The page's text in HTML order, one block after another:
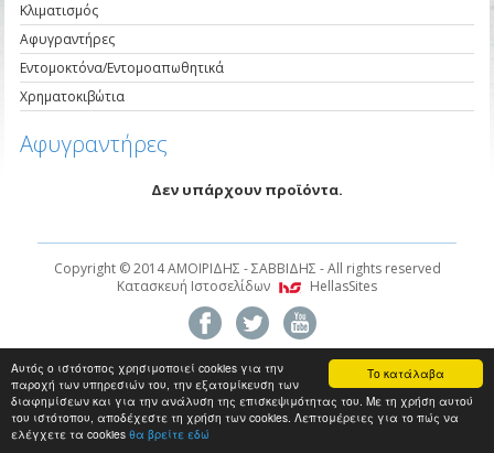
Το κατάλαβα
Αυτός ο ιστότοπος χρησιμοποιεί cookies για την
παροχή των υπηρεσιών του, την εξατομίκευση των
διαφημίσεων και για την ανάλυση της επισκεψιμότητας του. Με τη χρήση αυτού
του ιστότοπου, αποδέχεστε τη χρήση των cookies. Λεπτομέρειες για το πώς να
ελέγχετε τα cookies θα βρείτε εδώ
Κλιματισμός
Αφυγραντήρες
Εντομοκτόνα/Εντομοαπωθητικά
Χρηματοκιβώτια
Αφυγραντήρες
Δεν υπάρχουν προϊόντα.
Copyright © 2014 AMOIΡΙΔΗΣ - ΣΑΒΒΙΔΗΣ - All rights reserved
Κατασκευή Ιστοσελίδων
HellasSites